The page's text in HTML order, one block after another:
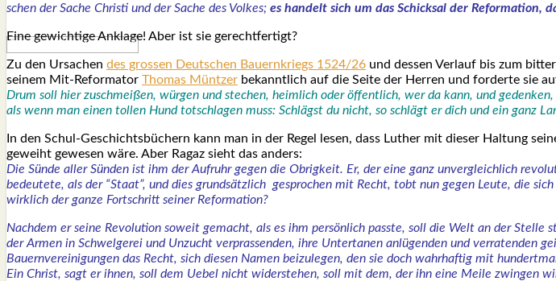
schen der Sache Chris­ti und der Sache des Vol­kes; es han­delt sich um das Schick­sal der Refor­ma­ti­on,
Eine gewich­ti­ge Ankla­ge! Aber ist sie gerecht­fer­tigt?
Zu den Ursa­chen des gros­sen Deut­schen Bau­ern­kriegs 1524/26 und des­sen Ver­lauf bis zum
sei­nem Mit-Refor­ma­tor Tho­mas Münt­zer bekannt­lich auf die Sei­te der Her­ren und for­der­te sie
Drum soll hier zuschmei­ßen, wür­gen und ste­chen, heim­lich oder öffent­lich, wer da kann, und
als wenn man einen tol­len Hund tot­schla­gen muss: Schlägst du nicht, so schlägt er dich und ein ganz
In den Schul-Geschichts­bü­chern kann man in der Regel lesen, dass Luther mit die­ser Hal­tung
geweiht gewe­sen wäre. Aber Ragaz sieht das anders:
Die Sün­de aller Sün­den ist ihm der Auf­ruhr gegen die Obrig­keit. Er, der eine ganz unver­gleich­lich
bedeu­te­te, als der “Staat”, und dies grund­sätz­lich gespro­chen mit Recht, tobt nun gegen Leu­te, die
wirk­lich der gan­ze Fort­schritt sei­ner Refor­ma­ti­on?
Nach­dem er sei­ne Revo­lu­ti­on soweit gemacht, als es ihm per­sön­lich pass­te, soll die Welt an der
der Armen in Schwel­ge­rei und Unzucht ver­pras­sen­den, ihre Unter­ta­nen anlü­gen­den und ver­ra­ten­den
Bau­ern­ver­ei­ni­gun­gen das Recht, sich die­sen Namen bei­zu­le­gen, den sie doch wahr­haf­tig mit
Ein Christ, sagt er ihnen, soll dem Uebel nicht wider­ste­hen, soll mit dem, der ihn eine Mei­le zwin­gen